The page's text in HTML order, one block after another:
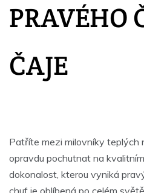
PRAVÉHO
ČAJE
Patříte mezi milovníky teplých
opravdu pochutnat na
dokonalost, kterou vyniká
chuť je oblíbená po celém